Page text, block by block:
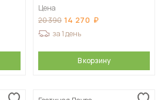
Цена
20 390 14 270
за 1 день
В корзину